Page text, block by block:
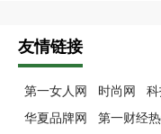
友情链接
第一女人网 时尚网
华夏品牌网
第一财经